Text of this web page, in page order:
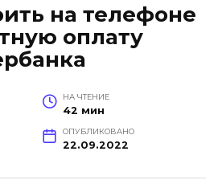
на телефоне
оплату
НА ЧТЕНИЕ
42 мин
ОПУБЛИКОВАНО
22.09.2022